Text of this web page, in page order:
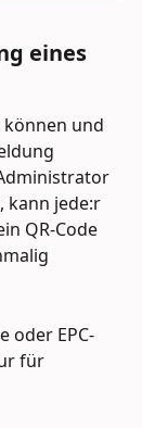
eines
können und
kann jede:r
QR-Code
oder EPC-
für